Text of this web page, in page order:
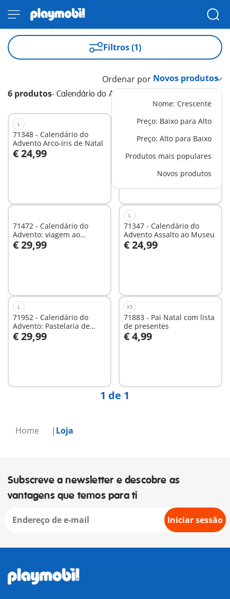
Home Loja
Filtros (1)
6 produtos- Calendário do Advento
Ordenar por
Nome: Crescente
Preço: Baixo para Alto
Preço: Alto para Baixo
Produtos mais populares
Novos produtos
L
71348 - Calendário do
Advento Arco-íris de Natal
€ 24,99
71636 - Calendário do
Advento: piratas
€ 29,99
Ao carrinho
71472 - Calendário do
Advento: viagem ao
mercado de Natal
€ 29,99
Ao carrinho
L
71347 - Calendário do
Advento Assalto ao Museu
€ 24,99
Ao carrinho
L
71952 - Calendário do
Advento: Pastelaria de
Natal
€ 29,99
Ao carrinho
XS
71883 - Pai Natal com lista
de presentes
€ 4,99
Ao carrinho
1 de 1
Subscreve a newsletter e descobre as
vantagens que temos para ti
Iniciar sessão